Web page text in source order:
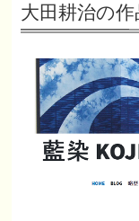
大田耕治の作